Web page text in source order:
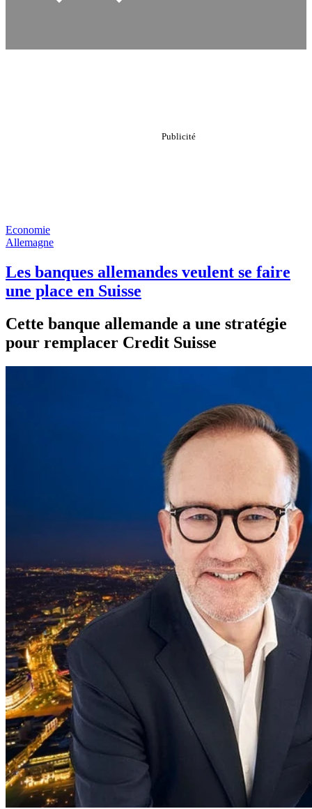
Economie
Allemagne
Les banques allemandes veulent se faire
une place en Suisse
Cette banque allemande a une stratégie
pour remplacer Credit Suisse